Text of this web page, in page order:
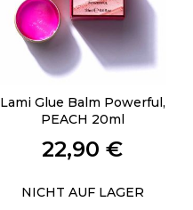
Lami Glue Balm Powerful,
PEACH 20ml
22,90 €
NICHT AUF LAGER